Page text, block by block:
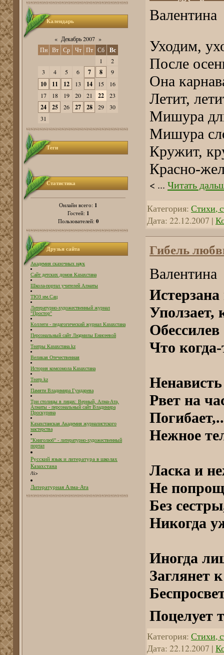
Календарь
« Декабрь 2007 »
Пн Вт Ср Чт Пт Сб Вс
1
2
3
4 5 6 7 8 9
10 11 12 13 14 15
16
17
18 19 20 21 22 23
24 25 26 27 28 29
30
31
Теги
Статистика
Онлайн всего: 1
Гостей: 1
Пользователей: 0
Друзья сайта
Академия сказочных наук
Сайт детских домов Казахстана
Школа-портал учителей Алматы
ТЮЗ им.Сац
Литературно-художественный журнал
"Простор"
Коллеги - педагогический журнал Казахстана
Персональный сайт Людмилы Енисеевой
Театры Казахстана.kz
Великая Отечественная
История комсомола Казахстана
Театр.kz
Памяти Владимира Гундарева
Три столицы в лицах: Верный, Алма-Ата,
Алматы - персональный сайт Владимира
Проскурина
Казахстанская Академия журналистского
мастерства
"Книголюб" - литературно-художественный
портал
Русский язык и литература в школах
Казахстана
/li>
Литературная Алма-Ата
Валентина
Уходим,
После
Она
Летит,
Мишура
Мишура
Кружит,
Красно-
< ... Читать
Категория: Стихи,
Дата: 22.12.2007 |
Гибель
Валентина
Уползает,
Обессилев
Что
Рвет на
Нежное
Ласка и
Не
Без
Никогда
Иногда
Заглянет
Поцелует
Категория: Стихи,
Дата: 22.12.2007 |